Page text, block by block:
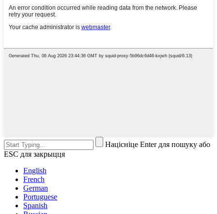
Націсніце Enter для пошуку або
ESC для закрыцця
English
French
German
Portuguese
Spanish